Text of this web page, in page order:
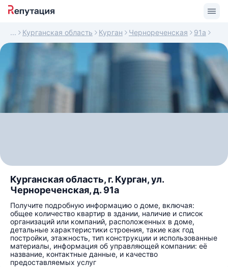
Курганская область Курган Чернореченская 91а
Курганская область, г. Курган, ул.
Чернореченская, д. 91а
Получите подробную информацию о доме, включая:
общее количество квартир в здании, наличие и список
организаций или компаний, расположенных в доме,
детальные характеристики строения, такие как год
постройки, этажность, тип конструкции и использованные
материалы, информация об управляющей компании: её
название, контактные данные, и качество
предоставляемых услуг